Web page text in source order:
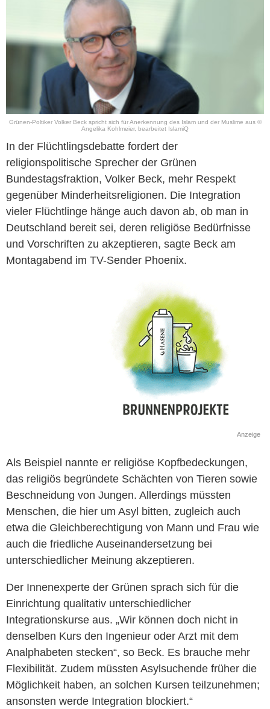
Grünen-Poltiker Volker Beck spricht sich für Anerkennung des Islam und der Muslime aus ©
Angelika Kohlmeier, bearbeitet IslamiQ
In der Flüchtlingsdebatte fordert der
religionspolitische Sprecher der Grünen
Bundestagsfraktion, Volker Beck, mehr Respekt
gegenüber Minderheitsreligionen. Die Integration
vieler Flüchtlinge hänge auch davon ab, ob man in
Deutschland bereit sei, deren religiöse Bedürfnisse
und Vorschriften zu akzeptieren, sagte Beck am
Montagabend im TV-Sender Phoenix.
Anzeige
Als Beispiel nannte er religiöse Kopfbedeckungen,
das religiös begründete Schächten von Tieren sowie
Beschneidung von Jungen. Allerdings müssten
Menschen, die hier um Asyl bitten, zugleich auch
etwa die Gleichberechtigung von Mann und Frau wie
auch die friedliche Auseinandersetzung bei
unterschiedlicher Meinung akzeptieren.
Der Innenexperte der Grünen sprach sich für die
Einrichtung qualitativ unterschiedlicher
Integrationskurse aus. „Wir können doch nicht in
denselben Kurs den Ingenieur oder Arzt mit dem
Analphabeten stecken“, so Beck. Es brauche mehr
Flexibilität. Zudem müssten Asylsuchende früher die
Möglichkeit haben, an solchen Kursen teilzunehmen;
ansonsten werde Integration blockiert.“